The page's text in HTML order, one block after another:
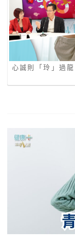
心誠則「玲」過